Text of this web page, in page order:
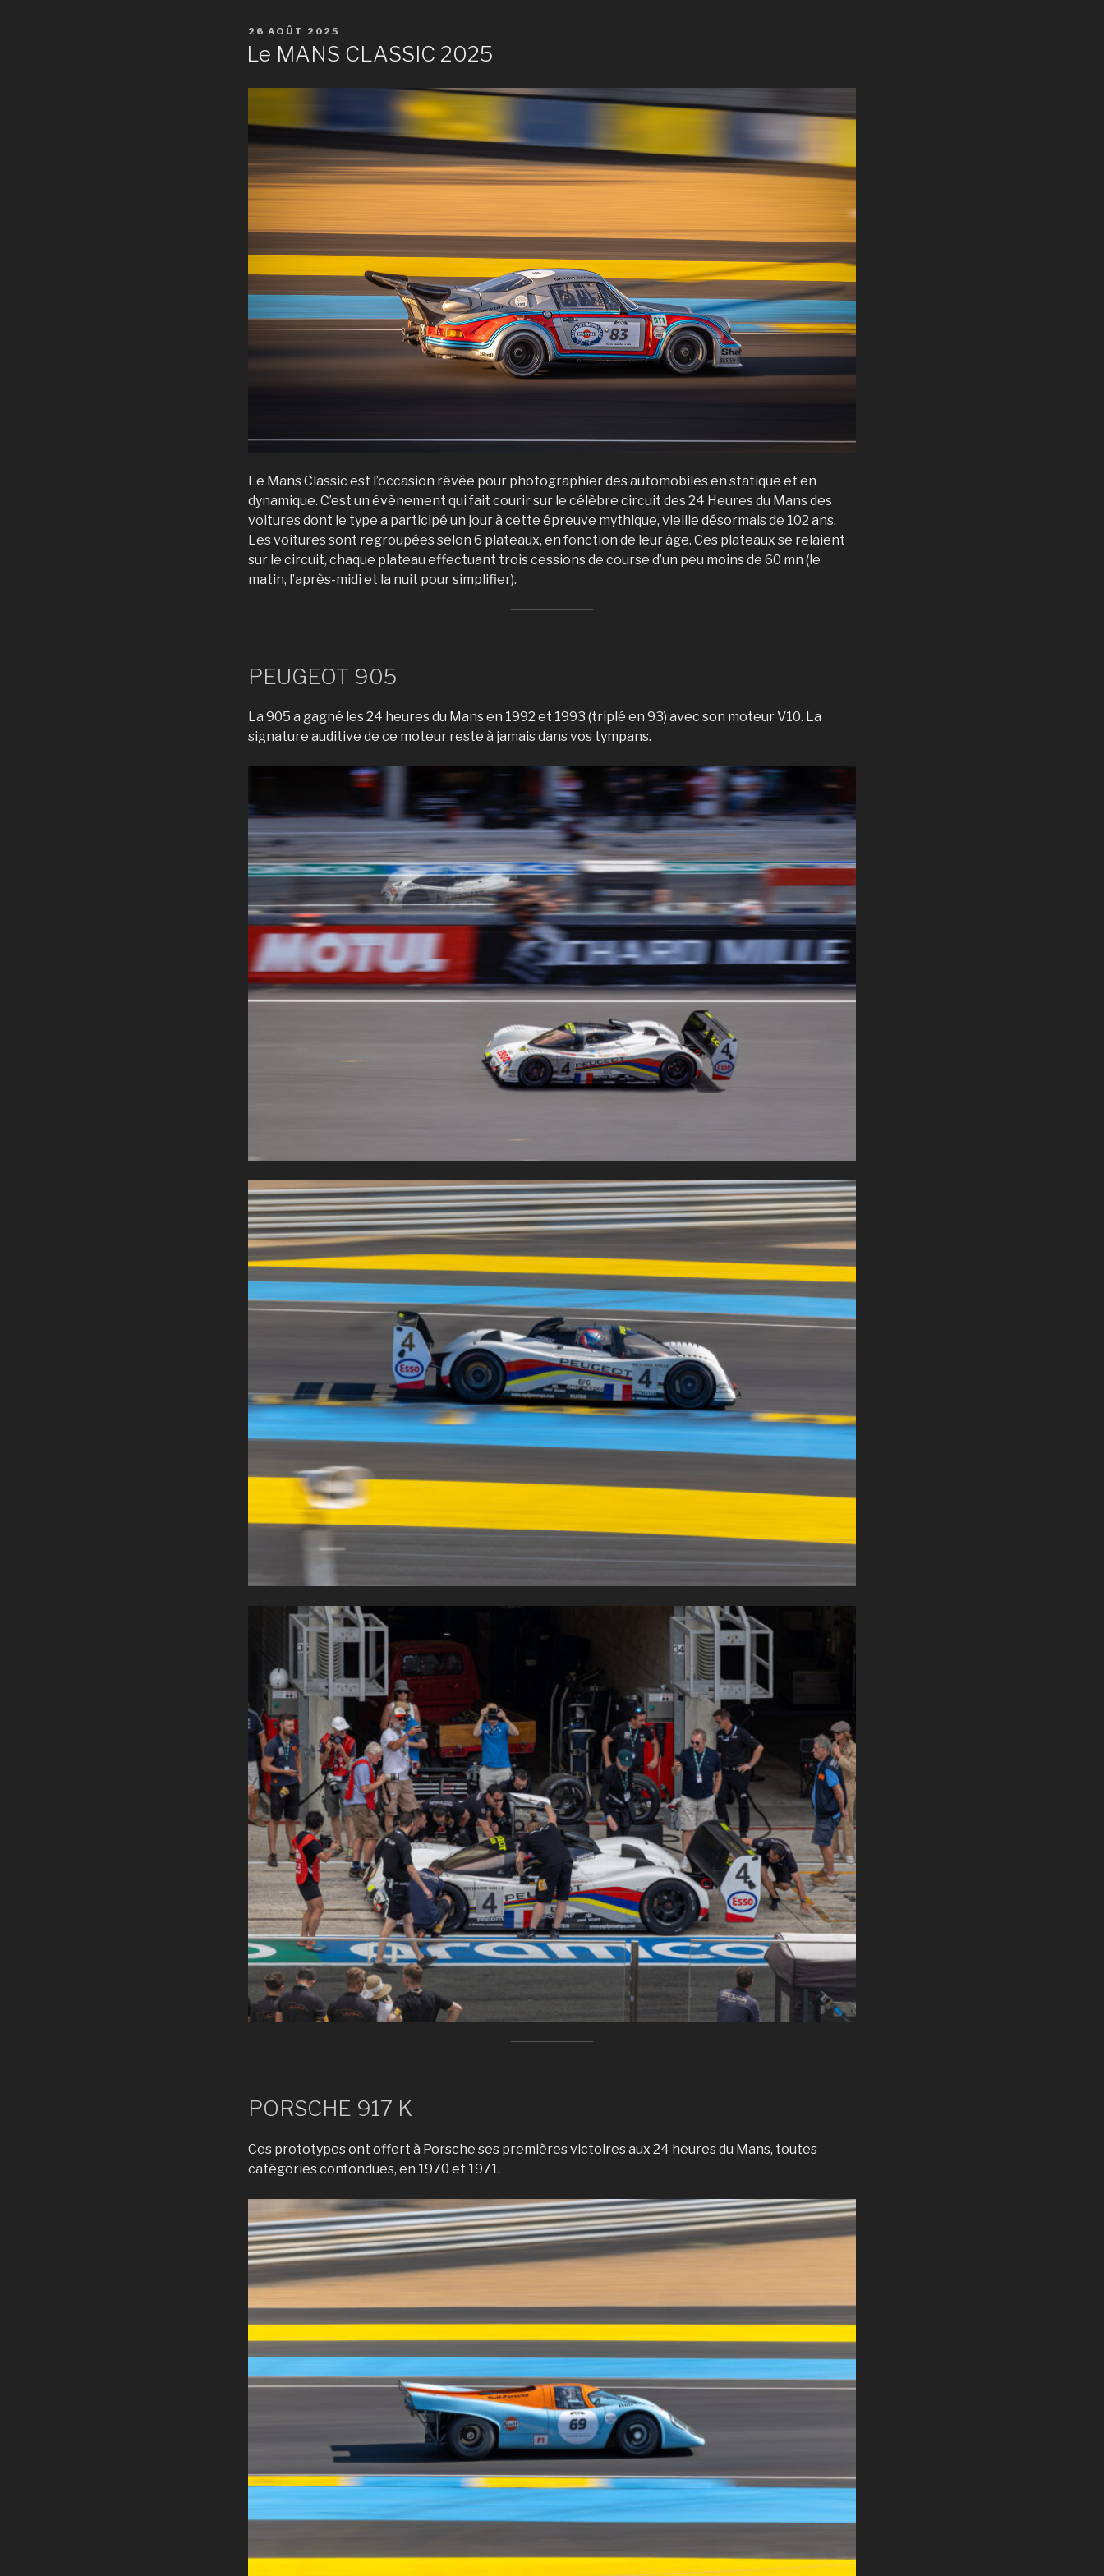
PUBLIÉ
26 AOÛT 2025
Le MANS CLASSIC 2025
Le Mans Classic est l’occasion rêvée pour photographier des automobiles en statique et en
dynamique. C’est un évènement qui fait courir sur le célèbre circuit des 24 Heures du Mans des
voitures dont le type a participé un jour à cette épreuve mythique, vieille désormais de 102 ans.
Les voitures sont regroupées selon 6 plateaux, en fonction de leur âge. Ces plateaux se relaient
sur le circuit, chaque plateau effectuant trois cessions de course d’un peu moins de 60 mn (le
matin, l’après-midi et la nuit pour simplifier).
PEUGEOT 905
La 905 a gagné les 24 heures du Mans en 1992 et 1993 (triplé en 93) avec son moteur V10. La
signature auditive de ce moteur reste à jamais dans vos tympans.
PORSCHE 917 K
Ces prototypes ont offert à Porsche ses premières victoires aux 24 heures du Mans, toutes
catégories confondues, en 1970 et 1971.